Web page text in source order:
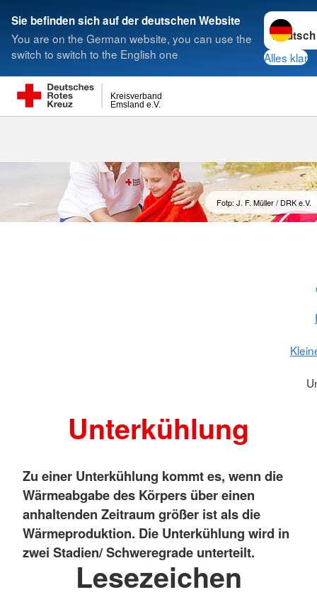
Sie befinden sich auf der deutschen Website
You are on the German website, you can use the
switch to switch to the English one
Sprache
Alles klar
Emsland e.V.
Kreisverband
Suche
Fotp: J. F. Müller / DRK e.V.
Unterkühlung
Zu einer Unterkühlung kommt es, wenn die
Wärmeabgabe des Körpers über einen
anhaltenden Zeitraum größer ist als die
Wärmeproduktion. Die Unterkühlung wird in
zwei Stadien/ Schweregrade unterteilt.
Lesezeichen